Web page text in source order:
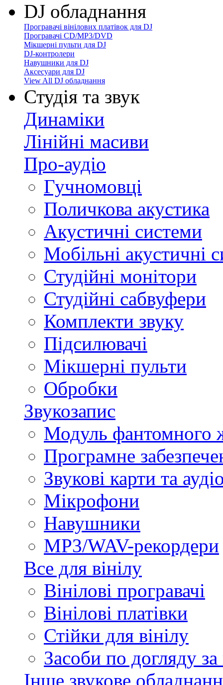
DJ обладнання
Програвачі вінілових платівок для DJ
Програвачі CD/MP3/DVD
Мікшерні пульти для DJ
DJ-контролери
Навушники для DJ
Аксесуари для DJ
View All DJ обладнання
Студія та звук
Динаміки
Лінійні масиви
Про-аудіо
Гучномовці
Поличкова акустика
Акустичні системи
Мобільні акустичні
Студійні монітори
Студійні сабвуфери
Комплекти звуку
Підсилювачі
Мікшерні пульти
Обробки
Звукозапис
Модуль фантомного
Програмне
Звукові карти та
Мікрофони
Навушники
MP3/WAV-рекордери
Все для вінілу
Вінілові програвачі
Вінілові платівки
Стійки для вінілу
Засоби по догляду за
Інше звукове